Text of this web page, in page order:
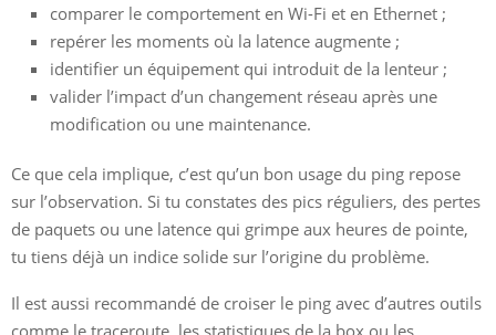
comparer le comportement en Wi-Fi et en Ethernet ;
repérer les moments où la latence augmente ;
identifier un équipement qui introduit de la lenteur ;
valider l’impact d’un changement réseau après une
modification ou une maintenance.
Ce que cela implique, c’est qu’un bon usage du ping repose
sur l’observation. Si tu constates des pics réguliers, des pertes
de paquets ou une latence qui grimpe aux heures de pointe,
tu tiens déjà un indice solide sur l’origine du problème.
Il est aussi recommandé de croiser le ping avec d’autres outils
comme le traceroute, les statistiques de la box ou les